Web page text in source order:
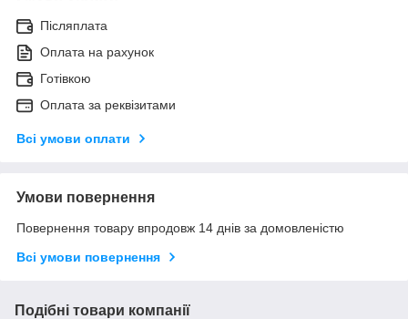
Післяплата
Оплата на рахунок
Готівкою
Оплата за реквізитами
Всі умови оплати
Умови повернення
Повернення товару впродовж 14 днів за домовленістю
Всі умови повернення
Подібні товари компанії